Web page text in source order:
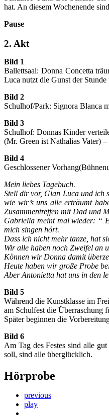
hat. An diesem Wochenende
Pause
2. Akt
Bild 1
Ballettsaal: Donna Concetta
Luca nutzt die Gunst der
Bild 2
Schulhof/Park: Signora Blanca
Bild 3
Schulhof: Donnas Kinder
(Mr. Green ist Nathalias Vater)
Bild 4
Geschlossener
Mein liebes Tagebuch.
Stell dir vor, Gian Luca und ich
wie wir’s uns alle erträumt
Zusammentreffen mit Dad und
Gabriella meint mal wieder: “
mich singen hört.
Dass ich nicht mehr tanze, hat
Wir alle haben noch Zweifel an
Können wir Donna damit
Heute haben wir große Probe
Aber Antonietta hat uns in den
Bild 5
Während die Kunstklasse im
am Schulfest die Überraschung
Später beginnen die
Bild 6
Am Tag des Festes sind alle
soll, sind alle überglücklich.
Hörprobe
previous
play